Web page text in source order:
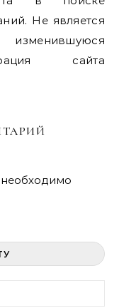
Не является
сайта